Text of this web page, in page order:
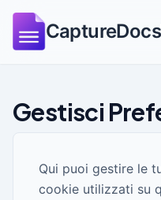
CaptureDocs
Gestisci
Qui puoi gestire le
cookie utilizzati su